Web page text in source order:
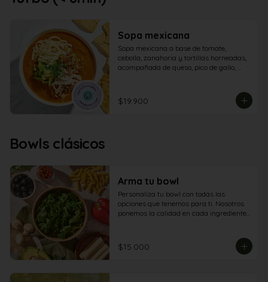
Sopa mexicana
Sopa mexicana a base de tomate,
cebolla, zanahoria y tortillas horneadas,
acompañada de queso, pico de gallo,
$19.900
Bowls clásicos
Arma tu bowl
Personaliza tu bowl con todas las
opciones que tenemos para ti. Nosotros
ponemos la calidad en cada ingrediente.
$15.000